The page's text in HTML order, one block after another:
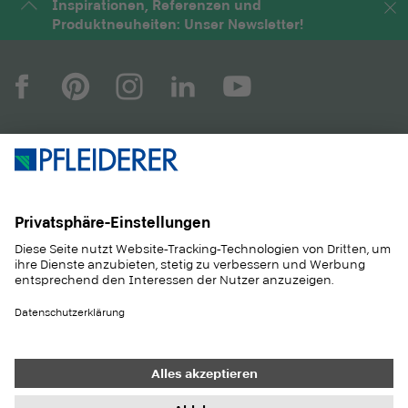
Inspirationen, Referenzen und
Produktneuheiten: Unser Newsletter!
UNTERNEHMEN
ANWENDUNGEN
NACHHALTIGKEIT
REFERENZEN
KONTAKT
JURA-Spedition GmbH